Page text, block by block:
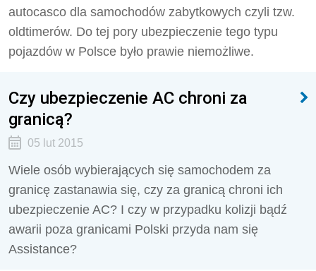
autocasco dla samochodów zabytkowych czyli tzw.
oldtimerów. Do tej pory ubezpieczenie tego typu
pojazdów w Polsce było prawie niemożliwe.
Czy ubezpieczenie AC chroni za
granicą?
05 lut 2015
Wiele osób wybierających się samochodem za
granicę zastanawia się, czy za granicą chroni ich
ubezpieczenie AC? I czy w przypadku kolizji bądź
awarii poza granicami Polski przyda nam się
Assistance?